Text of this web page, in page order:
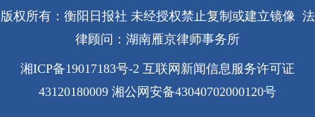
版权所有：衡阳日报社 未经授权禁止复制或建立镜像 法
律顾问：湖南雁京律师事务所
湘ICP备19017183号-2 互联网新闻信息服务许可证
43120180009 湘公网安备43040702000120号